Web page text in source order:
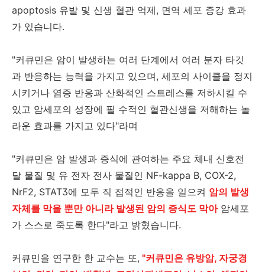
apoptosis 유발 및 신생 혈관 억제, 면역 세포 증강 효과
가 있습니다.
"커큐민은 암이 발생하는 여러 단계에서 여러 분자 타깃
과 반응하는 능력을 가지고 있으며, 세포의 사이클을 정지
시키거나 염증 반응과 산화적인 스트레스를 저하시킬 수
있고 암세포의 성장에 필 수적인 혈관신생을 저해하는 놀
라운 효과를 가지고 있다"라며
"커큐민은 암 발생과 증식에 관여하는 주요 체내 신호전
달 물질 및 유 전자 전사 물질인 NF-kappa B, COX-2,
NrF2, STAT3에 모두 직 접적인 반응을 일으켜 암의 발생
자체를 막을 뿐만 아니라 발생된 암의 증식도 막아 암세포
가 스스로 죽도록 한다"라고 밝혔습니다.
커큐민을 연구한 한 교수는 또, "커큐민은 유방암, 자궁경